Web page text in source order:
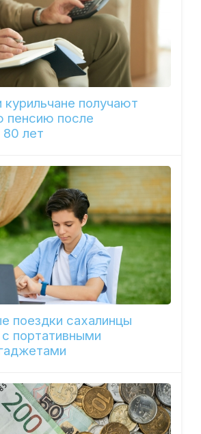
курильчане получают
пенсию после
лет
поездки сахалинцы
портативными